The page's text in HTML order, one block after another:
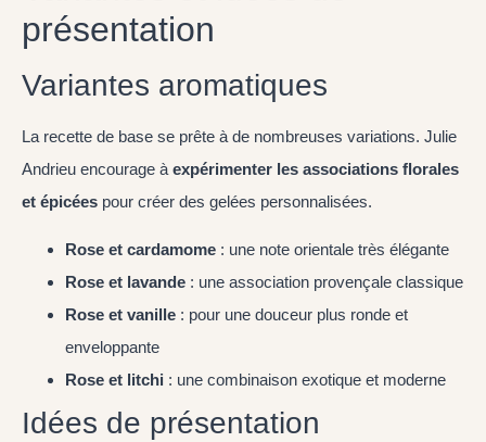
présentation
Variantes aromatiques
La recette de base se prête à de nombreuses variations. Julie
Andrieu encourage à expérimenter les associations florales
et épicées pour créer des gelées personnalisées.
Rose et cardamome : une note orientale très élégante
Rose et lavande : une association provençale classique
Rose et vanille : pour une douceur plus ronde et
enveloppante
Rose et litchi : une combinaison exotique et moderne
Idées de présentation